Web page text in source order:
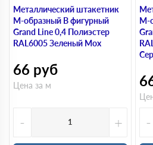
Металлический штакетник
М-образный В фигурный
Grand Line 0,4 Полиэстер
RAL6005 Зеленый Мох
66 руб
Цена за м
- +
М-
-